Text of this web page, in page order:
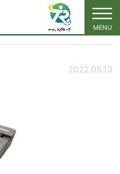
MENU
2022.05.13